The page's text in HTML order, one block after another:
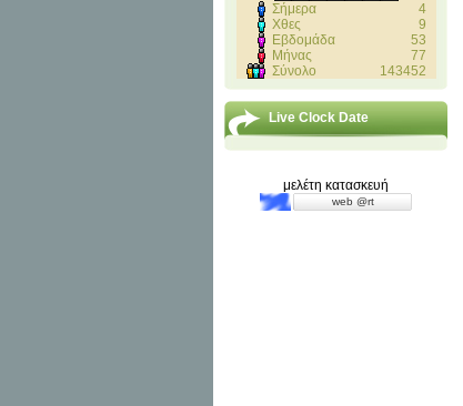
Σήμερα
4
Χθες
9
Εβδομάδα
53
Μήνας
77
Σύνολο
143452
Live Clock Date
μελέτη κατασκευή
web @rt